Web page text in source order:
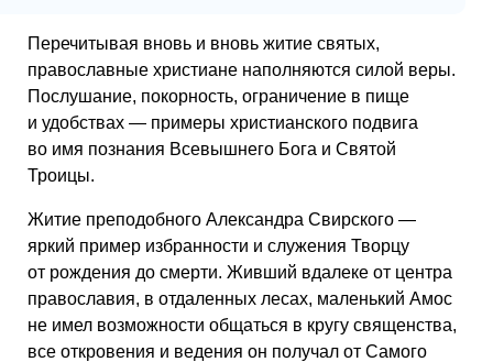
Перечитывая вновь и вновь житие святых,
православные христиане наполняются силой веры.
Послушание, покорность, ограничение в пище
и удобствах — примеры христианского подвига
во имя познания Всевышнего Бога и Святой
Троицы.
Житие преподобного Александра Свирского —
яркий пример избранности и служения Творцу
от рождения до смерти. Живший вдалеке от центра
православия, в отдаленных лесах, маленький Амос
не имел возможности общаться в кругу священства,
все откровения и ведения он получал от Самого